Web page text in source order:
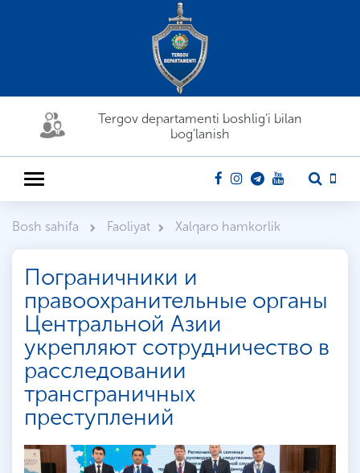
Tergov departamenti boshlig'i bilan
bog'lanish
Bosh sahifa Faoliyat Xalqaro hamkorlik
Пограничники и
правоохранительные органы
Центральной Азии
укрепляют сотрудничество в
расследовании
трансграничных
преступлений